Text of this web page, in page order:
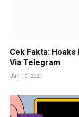
Cek Fakta: Hoaks
Via Telegram
Jan 10, 2021